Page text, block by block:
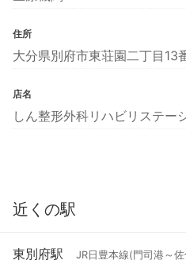
住所
大分県別府市東荘園二丁目13
店名
しん整形外科リハビリステー
近くの駅
東別府駅 JR日豊本線(門司港～